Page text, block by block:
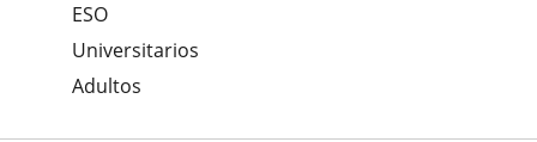
ESO
Universitarios
Adultos